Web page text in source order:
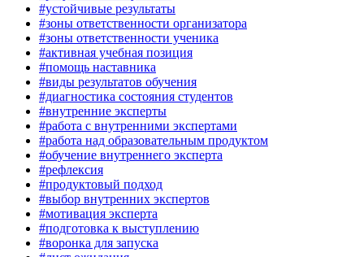
#устойчивые результаты
#зоны ответственности организатора
#зоны ответственности ученика
#активная учебная позиция
#помощь наставника
#виды результатов обучения
#диагностика состояния студентов
#внутренние эксперты
#работа с внутренними экспертами
#работа над образовательным продуктом
#обучение внутреннего эксперта
#рефлексия
#продуктовый подход
#выбор внутренних экспертов
#мотивация эксперта
#подготовка к выступлению
#воронка для запуска